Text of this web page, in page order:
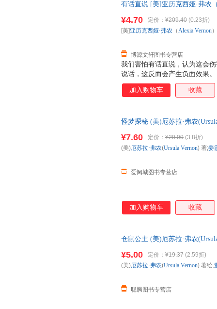
有话直说 [美]亚历克西娅·弗农
我们害怕有话直说，认为这会
说话，这反而会产生负面效果
分准备的基础上，抓住关键信
建立了一套源于美国白宫的沟
¥4.70 定价： ¥209.40 (0.23折)
博源文轩图书专营店
[美]亚历克西娅·弗农 （Alexia Vernon）
加入购物车 收藏
怪梦探秘 (美)厄苏拉·弗农
¥7.60 定价： ¥20.00 (3.8折)
爱阅城图书专营店
(美)厄苏拉·弗农(Ursula Vernon) 著;姜
加入购物车 收藏
仓鼠公主 (美)厄苏拉·弗农
¥5.00 定价： ¥19.37 (2.59折)
聪腾图书专营店
(美)厄苏拉·弗农(Ursula Vernon) 著绘,